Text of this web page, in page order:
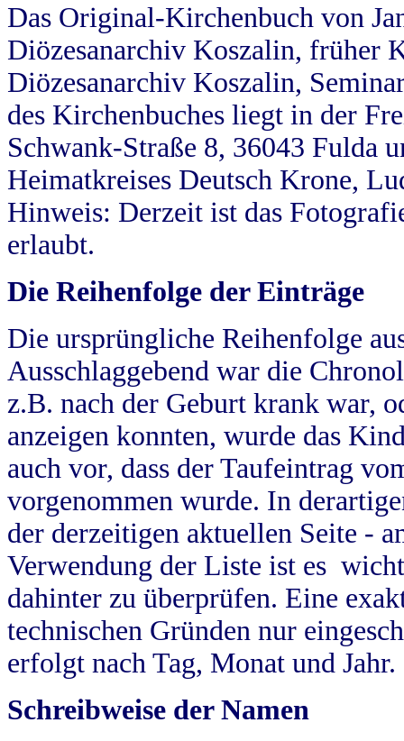
Das Original-Kirchenbuch von
Diözesanarchiv Koszalin, früher
Diözesanarchiv Koszalin,
des Kirchenbuches liegt in der
Schwank-Straße 8, 36043 Fulda
Heimatkreises Deutsch Krone,
Hinweis: Derzeit ist das
erlaubt.
Die Reihenfolge der Einträge
Die ursprüngliche Reihenfolge
Ausschlaggebend war die
z.B. nach der Geburt krank war,
anzeigen konnten, wurde das
auch vor, dass der Taufeintrag
vorgenommen wurde. In
der derzeitigen aktuellen Seite -
Verwendung der Liste ist es
dahinter zu überprüfen. Eine
technischen Gründen nur
erfolgt nach Tag, Monat und Jahr.
Schreibweise der Namen